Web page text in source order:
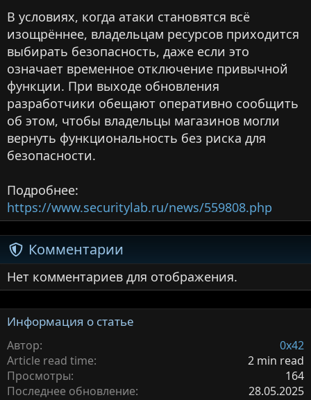
В условиях, когда атаки становятся всё
изощрённее, владельцам ресурсов приходится
выбирать безопасность, даже если это
означает временное отключение привычной
функции. При выходе обновления
разработчики обещают оперативно сообщить
об этом, чтобы владельцы магазинов могли
вернуть функциональность без риска для
безопасности.
Подробнее:
https://www.securitylab.ru/news/559808.php
Комментарии
Нет комментариев для отображения.
Информация о статье
Автор
0x42
Article read time
2 min read
Просмотры
164
Последнее обновление
28.05.2025